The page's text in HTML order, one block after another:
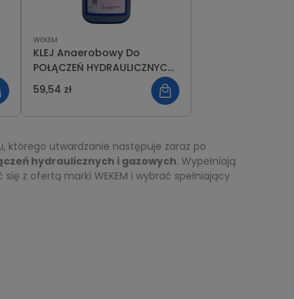
WEKEM
KLEJ Anaerobowy Do
POŁĄCZEŃ HYDRAULICZNYCH
GWINTOWANYCH
USZCZELNIACZ Wekem
59,54 zł
którego utwardzanie następuje zaraz po
hydraulicznych i gazowych. Wypełniają
z ofertą marki WEKEM i wybrać spełniający